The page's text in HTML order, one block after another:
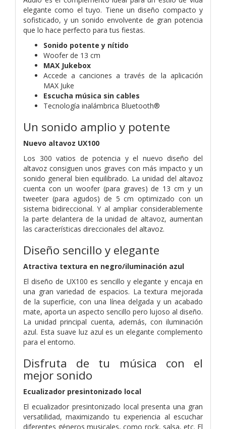
elegante como el tuyo. Tiene un diseño compacto y
sofisticado, y un sonido envolvente de gran potencia
que lo hace perfecto para tus fiestas.
Sonido potente y nítido
Woofer de 13 cm
MAX Jukebox
Accede a canciones a través de la aplicación
MAX Juke
Escucha música sin cables
Tecnología inalámbrica Bluetooth®
Un sonido amplio y potente
Nuevo altavoz UX100
Los 300 vatios de potencia y el nuevo diseño del
altavoz consiguen unos graves con más impacto y un
sonido general bien equilibrado. La unidad del altavoz
cuenta con un woofer (para graves) de 13 cm y un
tweeter (para agudos) de 5 cm optimizado con un
sistema bidireccional. Y al ampliar considerablemente
la parte delantera de la unidad de altavoz, aumentan
las características direccionales del altavoz.
Diseño sencillo y elegante
Atractiva textura en negro/iluminación azul
El diseño de UX100 es sencillo y elegante y encaja en
una gran variedad de espacios. La textura mejorada
de la superficie, con una línea delgada y un acabado
mate, aporta un aspecto sencillo pero lujoso al diseño.
La unidad principal cuenta, además, con iluminación
azul. Esta suave luz azul es un elegante complemento
para el entorno.
Disfruta de tu música con el
mejor sonido
Ecualizador presintonizado local
El ecualizador presintonizado local presenta una gran
versatilidad, maximizando tu experiencia al escuchar
diferentes géneros musicales, como rock, salsa, etc. El